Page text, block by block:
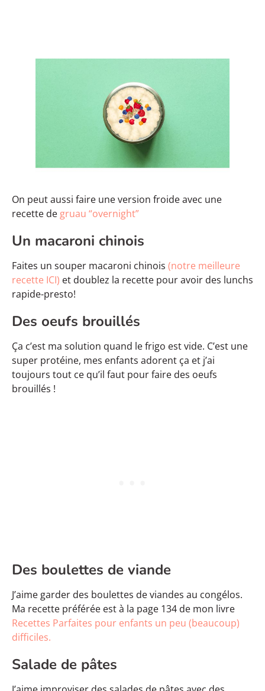
On peut aussi faire une version froide avec une
recette de gruau “overnight”
Un macaroni chinois
Faites un souper macaroni chinois (notre meilleure
recette ICI) et doublez la recette pour avoir des lunchs
rapide-presto!
Des oeufs brouillés
Ça c’est ma solution quand le frigo est vide. C’est une
super protéine, mes enfants adorent ça et j’ai
toujours tout ce qu’il faut pour faire des oeufs
brouillés !
Des boulettes de viande
J’aime garder des boulettes de viandes au congélos.
Ma recette préférée est à la page 134 de mon livre
Recettes Parfaites pour enfants un peu (beaucoup)
difficiles.
Salade de pâtes